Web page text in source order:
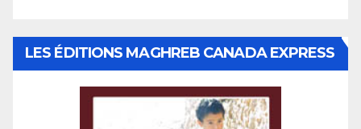
LES ÉDITIONS MAGHREB CANADA EXPRESS